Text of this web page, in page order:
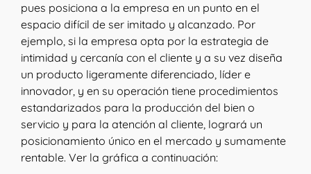
pues posiciona a la empresa en un punto en el
espacio difícil de ser imitado y alcanzado. Por
ejemplo, si la empresa opta por la estrategia de
intimidad y cercanía con el cliente y a su vez diseña
un producto ligeramente diferenciado, líder e
innovador, y en su operación tiene procedimientos
estandarizados para la producción del bien o
servicio y para la atención al cliente, logrará un
posicionamiento único en el mercado y sumamente
rentable. Ver la gráfica a continuación: